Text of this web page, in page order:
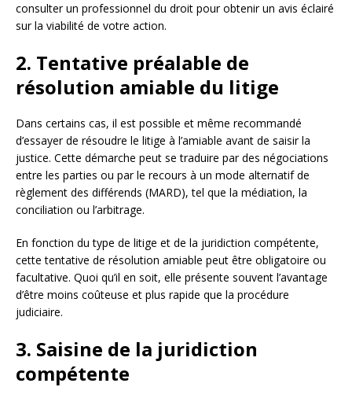
consulter un professionnel du droit pour obtenir un avis éclairé
sur la viabilité de votre action.
2. Tentative préalable de
résolution amiable du litige
Dans certains cas, il est possible et même recommandé
d’essayer de résoudre le litige à l’amiable avant de saisir la
justice. Cette démarche peut se traduire par des négociations
entre les parties ou par le recours à un mode alternatif de
règlement des différends (MARD), tel que la médiation, la
conciliation ou l’arbitrage.
En fonction du type de litige et de la juridiction compétente,
cette tentative de résolution amiable peut être obligatoire ou
facultative. Quoi qu’il en soit, elle présente souvent l’avantage
d’être moins coûteuse et plus rapide que la procédure
judiciaire.
3. Saisine de la juridiction
compétente